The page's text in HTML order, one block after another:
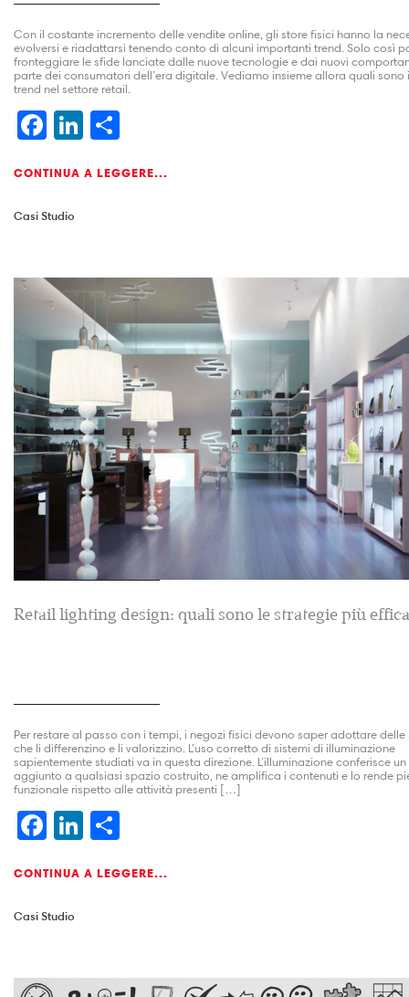
Con il costante incremento delle vendite online, gli store fisici hanno la
evolversi e riadattarsi tenendo conto di alcuni importanti trend. Solo così
fronteggiare le sfide lanciate dalle nuove tecnologie e dai nuovi
parte dei consumatori dell’era digitale. Vediamo insieme allora quali sono
trend nel settore retail.
Facebook
LinkedIn
CONTINUA A LEGGERE...
Casi Studio
Retail lighting design: quali sono le strategie più
Per restare al passo con i tempi, i negozi fisici devono saper adottare
che li differenzino e li valorizzino. L’uso corretto di sistemi di illuminazione
sapientemente studiati va in questa direzione. L’illuminazione conferisce
aggiunto a qualsiasi spazio costruito, ne amplifica i contenuti e lo rende
funzionale rispetto alle attività presenti […]
Facebook
LinkedIn
CONTINUA A LEGGERE...
Casi Studio